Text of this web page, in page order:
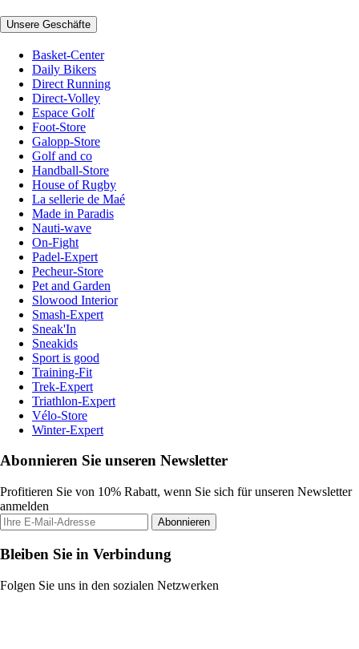
Unsere Geschäfte
Basket-Center
Daily Bikers
Direct Running
Direct-Volley
Espace Golf
Foot-Store
Galopp-Store
Golf and co
Handball-Store
House of Rugby
La sellerie de Maé
Made in Paradis
Nauti-wave
On-Fight
Padel-Expert
Pecheur-Store
Pet and Garden
Slowood Interior
Smash-Expert
Sneak'In
Sneakids
Sport is good
Training-Fit
Trek-Expert
Triathlon-Expert
Vélo-Store
Winter-Expert
Abonnieren Sie unseren Newsletter
Profitieren Sie von 10% Rabatt, wenn Sie sich für unseren Newsletter
anmelden
Abonnieren
Bleiben Sie in Verbindung
Folgen Sie uns in den sozialen Netzwerken